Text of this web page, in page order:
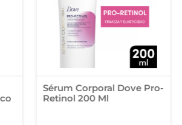
Sérum Corporal Dove Pro-
Retinol 200 Ml